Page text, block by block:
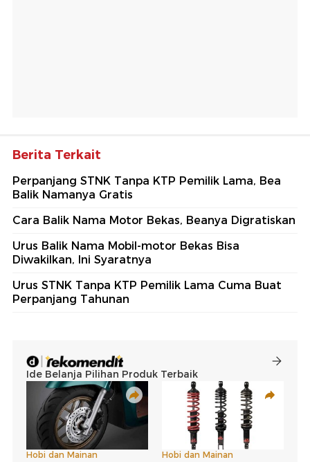
Berita Terkait
Perpanjang STNK Tanpa KTP Pemilik Lama, Bea
Balik Namanya Gratis
Cara Balik Nama Motor Bekas, Beanya Digratiskan
Urus Balik Nama Mobil-motor Bekas Bisa
Diwakilkan, Ini Syaratnya
Urus STNK Tanpa KTP Pemilik Lama Cuma Buat
Perpanjang Tahunan